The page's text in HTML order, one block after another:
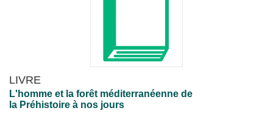
LIVRE
L'homme et la forêt méditerranéenne de
la Préhistoire à nos jours